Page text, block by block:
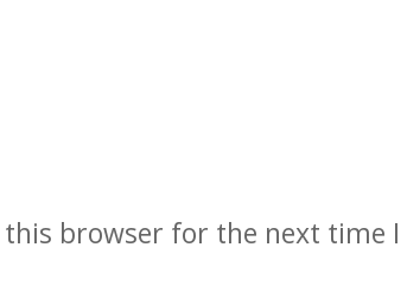
browser for the next time I